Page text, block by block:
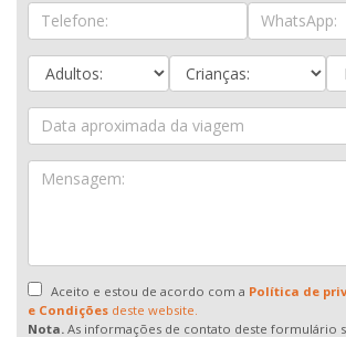
Aceito e estou de acordo com a Política de
e Condições deste website.
Nota. As informações de contato deste formulário